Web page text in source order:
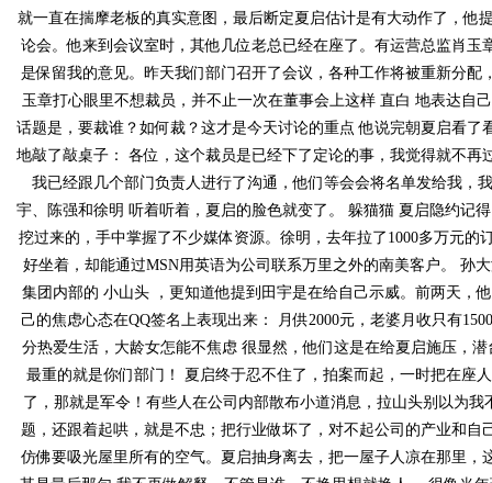
就一直在揣摩老板的真实意图，最后断定夏启估计是有大动作了，
论会。他来到会议室时，其他几位老总已经在座了。有运营总监
是保留我的意见。昨天我们部门召开了会议，各种工作将被重新分
玉章打心眼里不想裁员，并不止一次在董事会上这样 直白 地表达自己
话题是，要裁谁？如何裁？这才是今天讨论的重点 他说完朝夏启
地敲了敲桌子： 各位，这个裁员是已经下了定论的事，我觉得就不再
我已经跟几个部门负责人进行了沟通，他们等会会将名单发给我，
宇、陈强和徐明 听着听着，夏启的脸色就变了。 躲猫猫 夏启隐
挖过来的，手中掌握了不少媒体资源。徐明，去年拉了1000多万元
好坐着，却能通过MSN用英语为公司联系万里之外的南美客户。 孙
集团内部的 小山头 ，更知道他提到田宇是在给自己示威。前两天
己的焦虑心态在QQ签名上表现出来： 月供2000元，老婆月收只有
分热爱生活，大龄女怎能不焦虑 很显然，他们这是在给夏启施压，
最重的就是你们部门！ 夏启终于忍不住了，拍案而起，一时把在座
了，那就是军令！有些人在公司内部散布小道消息，拉山头别以为我
题，还跟着起哄，就是不忠；把行业做坏了，对不起公司的产业和
仿佛要吸光屋里所有的空气。夏启抽身离去，把一屋子人凉在那里